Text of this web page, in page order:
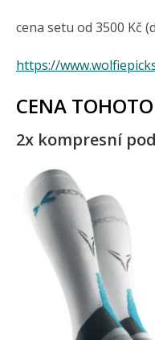
cena setu od 3500 Kč
https://
CENA
2x kompresní